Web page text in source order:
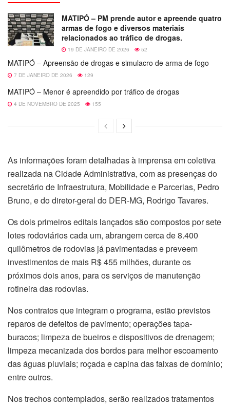
MATIPÓ – PM prende autor e apreende quatro
armas de fogo e diversos materiais
relacionados ao tráfico de drogas.
19 DE JANEIRO DE 2026 52
MATIPÓ – Apreensão de drogas e simulacro de arma de fogo
7 DE JANEIRO DE 2026 129
MATIPÓ – Menor é apreendido por tráfico de drogas
4 DE NOVEMBRO DE 2025 155
As informações foram detalhadas à imprensa em coletiva
realizada na Cidade Administrativa, com as presenças do
secretário de Infraestrutura, Mobilidade e Parcerias, Pedro
Bruno, e do diretor-geral do DER-MG, Rodrigo Tavares.
Os dois primeiros editais lançados são compostos por sete
lotes rodoviários cada um, abrangem cerca de 8.400
quilômetros de rodovias já pavimentadas e preveem
investimentos de mais R$ 455 milhões, durante os
próximos dois anos, para os serviços de manutenção
rotineira das rodovias.
Nos contratos que integram o programa, estão previstos
reparos de defeitos de pavimento; operações tapa-
buracos; limpeza de bueiros e dispositivos de drenagem;
limpeza mecanizada dos bordos para melhor escoamento
das águas pluviais; roçada e capina das faixas de domínio;
entre outros.
Nos trechos contemplados, serão realizados tratamentos